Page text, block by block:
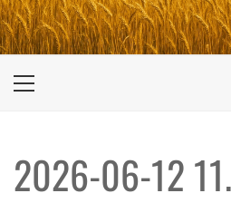
UKRAINE-IS
ПОДОРОЖI ПО УКРАЇНІ
Primary
2026-06-12